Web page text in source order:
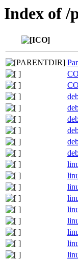
Index of /